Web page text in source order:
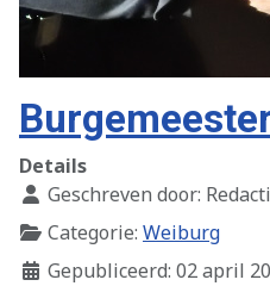
Details
Geschreven door:
Categorie: Weiburg
Gepubliceerd: 02 april